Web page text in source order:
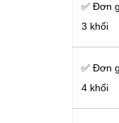
✅ Đơn
3 khối
✅ Đơn
4 khối